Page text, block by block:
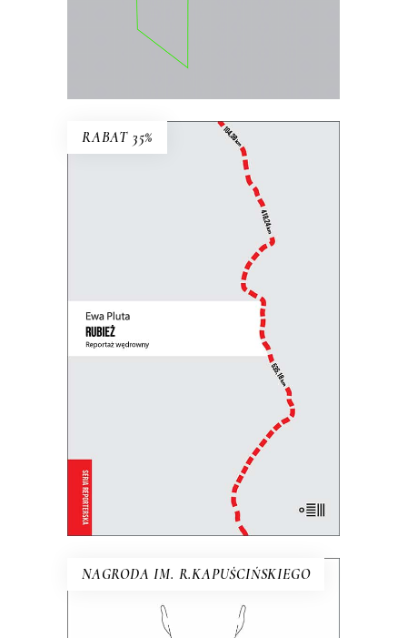
E-BOOK DO KOSZYKA
RABAT 35%
E-BOOK DO KOSZYKA
RUBIEŻ. REPORTAŻ
WĘDROWNY
Perspektywa pieszej reporterki łączy się
z uniwersalną refleksją nad granicami,
murami i zasiekami, które dzielą ludzi.
zł
NAGRODA IM. R.KAPUŚCIŃSKIEGO